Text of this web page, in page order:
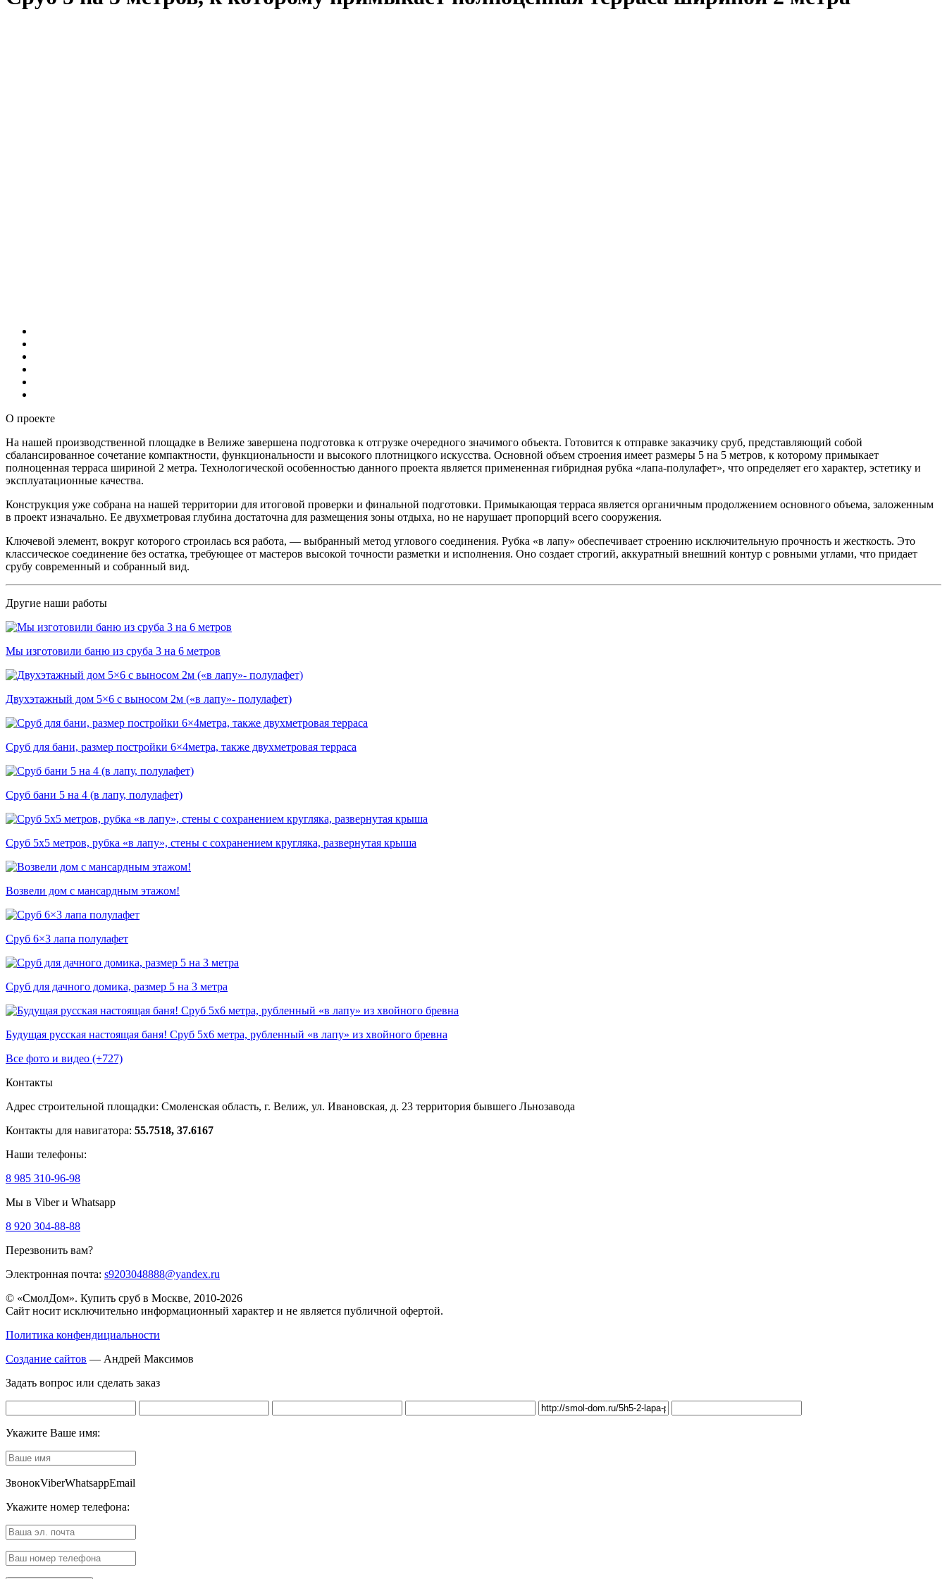
О проекте
На нашей производственной площадке в Велиже завершена подготовка к отгрузке очередного значимого объекта. Готовится к отправке заказчику сруб, представляющий собой
сбалансированное сочетание компактности, функциональности и высокого плотницкого искусства. Основной объем строения имеет размеры 5 на 5 метров, к которому примыкает
полноценная терраса шириной 2 метра. Технологической особенностью данного проекта является примененная гибридная рубка «лапа-полулафет», что определяет его характер, эстетику и
эксплуатационные качества.
Конструкция уже собрана на нашей территории для итоговой проверки и финальной подготовки. Примыкающая терраса является органичным продолжением основного объема, заложенным
в проект изначально. Ее двухметровая глубина достаточна для размещения зоны отдыха, но не нарушает пропорций всего сооружения.
Ключевой элемент, вокруг которого строилась вся работа, — выбранный метод углового соединения. Рубка «в лапу» обеспечивает строению исключительную прочность и жесткость. Это
классическое соединение без остатка, требующее от мастеров высокой точности разметки и исполнения. Оно создает строгий, аккуратный внешний контур с ровными углами, что придает
срубу современный и собранный вид.
Другие наши работы
Мы изготовили баню из сруба 3 на 6 метров
Двухэтажный дом 5×6 с выносом 2м («в лапу»- полулафет)
Сруб для бани, размер постройки 6×4метра, также двухметровая терраса
Сруб бани 5 на 4 (в лапу, полулафет)
Сруб 5х5 метров, рубка «в лапу», стены с сохранением кругляка, развернутая крыша
Возвели дом с мансардным этажом!
Сруб 6×3 лапа полулафет
Сруб для дачного домика, размер 5 на 3 метра
Будущая русская настоящая баня! Сруб 5х6 метра, рубленный «в лапу» из хвойного бревна
Все фото и видео (+727)
Контакты
Адрес строительной площадки: Смоленская область, г. Велиж, ул. Ивановская, д. 23 территория бывшего Льнозавода
Контакты для навигатора: 55.7518, 37.6167
Наши телефоны:
8 985 310-96-98
Мы в Viber и Whatsapp
8 920 304-88-88
Перезвонить вам?
Электронная почта: s9203048888@yandex.ru
© «СмолДом». Купить сруб в Москве, 2010-2026
Сайт носит исключительно информационный характер и не является публичной офертой.
Политика конфендициальности
Создание сайтов — Андрей Максимов
Задать вопрос или сделать заказ
Укажите Ваше имя:
ЗвонокViberWhatsappEmail
Укажите номер телефона: